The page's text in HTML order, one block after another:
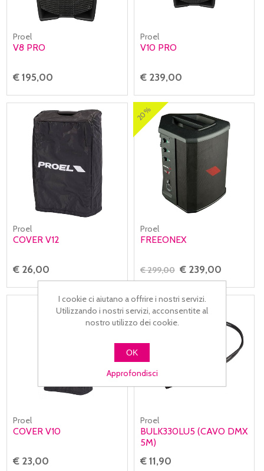
Proel
V8 PRO
€ 195,00
Proel
V10 PRO
€ 239,00
Proel
COVER V12
€ 26,00
20%
Proel
FREEONEX
€ 299,00 € 239,00
Proel
COVER V10
€ 23,00
Proel
BULK330LU5 (CAVO DMX
5M)
€ 11,90
I cookie ci aiutano a offrire i nostri servizi.
Utilizzando i nostri servizi, acconsentite al
nostro utilizzo dei cookie.
OK
Approfondisci